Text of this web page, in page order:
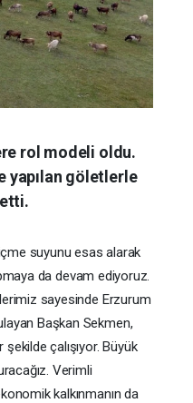
rol modeli oldu.
yapılan göletlerle
suyunu esas alarak
da devam ediyoruz.
sayesinde Erzurum
Başkan Sekmen,
çalışıyor. Büyük
Verimli
kalkınmanın da